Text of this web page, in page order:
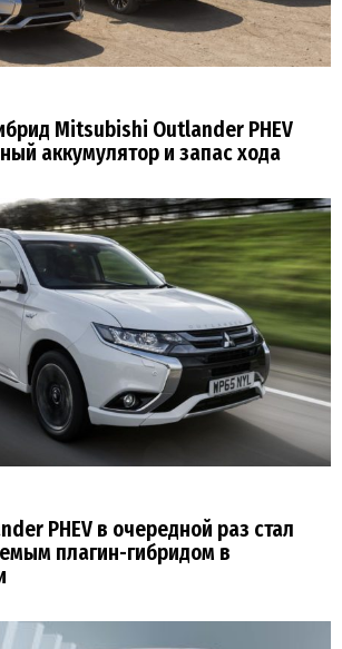
Mitsubishi Outlander PHEV
аккумулятор и запас хода
PHEV в очередной раз стал
плагин-гибридом в